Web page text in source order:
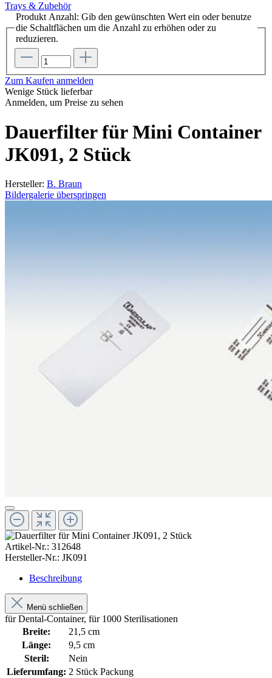
Trays & Zubehör
Produkt Anzahl: Gib den gewünschten Wert ein oder benutze
die Schaltflächen um die Anzahl zu erhöhen oder zu
reduzieren.
Zum Kaufen anmelden
Wenige Stück lieferbar
Anmelden, um Preise zu sehen
Dauerfilter für Mini Container
JK091, 2 Stück
Hersteller: B. Braun
Bildergalerie überspringen
Artikel-Nr.: 312648
Hersteller-Nr.: JK091
Beschreibung
Menü schließen
für Dental-Container, für 1000 Sterilisationen
Breite:
21,5 cm
Länge:
9,5 cm
Steril:
Nein
Lieferumfang: 2 Stück Packung